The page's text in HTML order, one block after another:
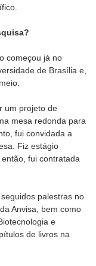
começou já no
de Brasília e,
um projeto de
mesa redonda para
fui convidada a
Fiz estágio
fui contratada
palestras no
Anvisa, bem como
e
de livros na